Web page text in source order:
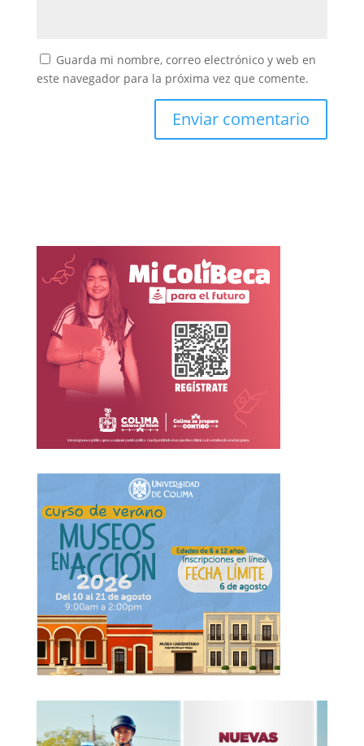
Guarda mi nombre, correo electrónico y web en
este navegador para la próxima vez que comente.